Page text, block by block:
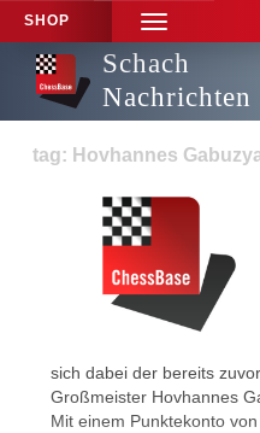
SHOP
TOGGLE
NAVIGATION
Schach
Nachrichten
tag: Hovhannes
sich dabei der bereits
Großmeister Hovhannes
Mit einem Punktekonto